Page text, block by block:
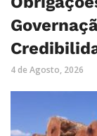
4 de Agosto, 2026